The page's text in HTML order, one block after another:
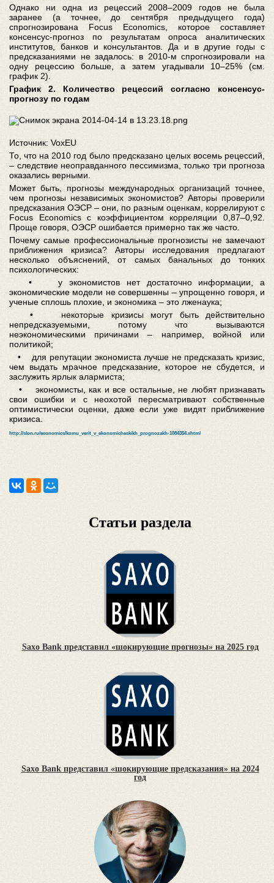
Однако ни одна из рецессий 2008–2009 годов не была
заранее (а точнее, до сентября предыдущего года)
спрогнозирована Focus Economics, которое составляет
консенсус-прогноз по результатам опроса аналитических
институтов, банков и консультантов. Да и в другие годы с
предсказаниями не задалось: в 2010-м спрогнозировали на
одну рецессию больше, а затем угадывали 10–25% (см.
график 2).
График 2. Количество рецессий согласно консенсус-
прогнозу по годам
Источник: VoxEU
То, что на 2010 год было предсказано целых восемь рецессий,
– следствие неоправданного пессимизма, только три прогноза
оказались верными.
Может быть, прогнозы международных организаций точнее,
чем прогнозы независимых экономистов? Авторы проверили
предсказания ОЭСР – они, по разным оценкам, коррелируют с
Focus Economics с коэффициентом корреляции 0,87–0,92.
Проще говоря, ОЭСР ошибается примерно так же часто.
Почему самые профессиональные прогнозисты не замечают
приближения кризиса? Авторы исследования предлагают
несколько объяснений, от самых банальных до тонких
психологических:
• у экономистов нет достаточно информации, а
экономические модели не совершенны – упрощенно говоря, и
ученые сплошь плохие, и экономика – это лженаука;
• некоторые кризисы могут быть действительно
непредсказуемыми, потому что вызываются
неэкономическими причинами – например, войной или
политикой;
• для репутации экономиста лучше не предсказать кризис,
чем выдать мрачное предсказание, которое не сбудется, и
заслужить ярлык алармиста;
• экономисты, как и все остальные, не любят признавать
свои ошибки и с неохотой пересматривают собственные
оптимистически оценки, даже если уже видят приближение
кризиса.
http://slon.ru/economics/komu_verit_v_ekonomicheskikh_prognozakh-1084354.xhtml
Статьи раздела
Saxo Bank представил «шокирующие прогнозы» на 2025 год
Saxo Bank представил «шокирующие предсказания» на 2024
год